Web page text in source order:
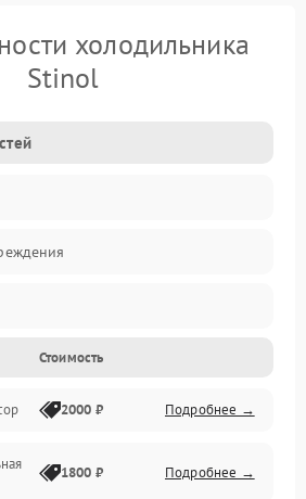
холодильника
Stinol
Стоимость
2000 ₽ Подробнее →
1800 ₽ Подробнее →